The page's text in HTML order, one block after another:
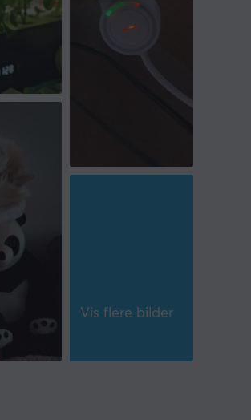
Vis flere bilder